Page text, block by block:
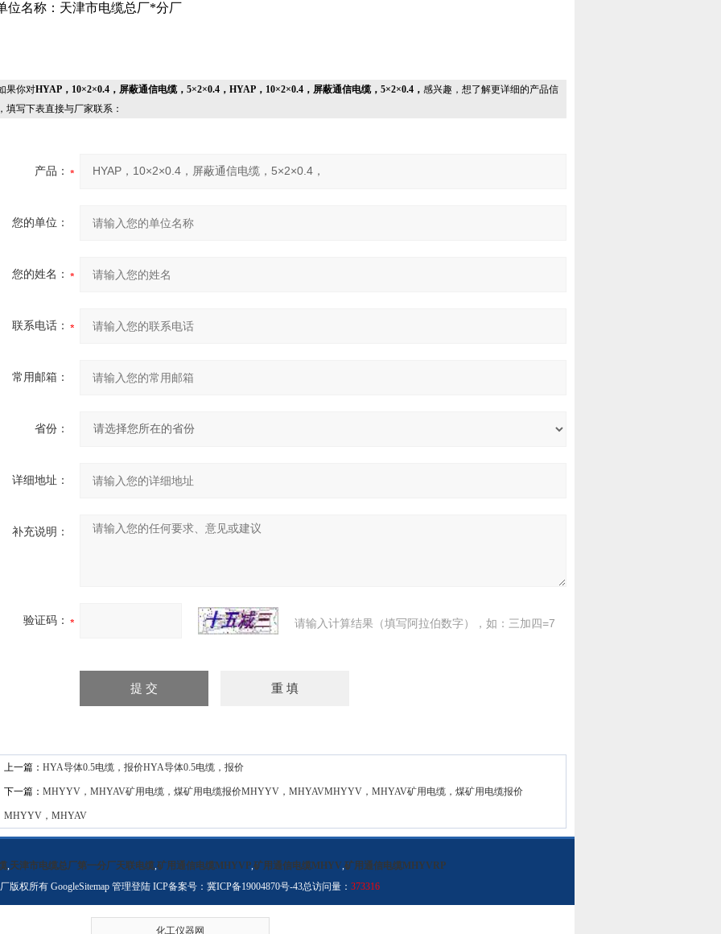
位名称：天津市电缆总厂*分厂
你对HYAP，10×2×0.4，屏蔽通信电缆，5×2×0.4，HYAP，10×2×0.4，屏蔽通信电缆，5×2×0.4， 感兴趣，想了解更详细的产品信
填写下表直接与厂家联系：
产品：
您的单位：
您的姓名：
联系电话：
常用邮箱：
省份：
详细地址：
补充说明：
验证码： 请输入计算结果（填写阿拉伯数字），如：三加四=7
上一篇： HYA导体0.5电缆，报价HYA导体0.5电缆，报价
下一篇： MHYYV，MHYAV矿用电缆，煤矿用电缆报价MHYYV，MHYAVMHYYV，MHYAV矿用电缆，煤矿用电缆报价
MHYYV，MHYAV
,天津市电缆总厂第一分厂天联电缆,矿用通信电缆MHYVP,矿用通信电缆MHYV,矿用通信电缆MHYVRP
版权所有 GoogleSitemap 管理登陆 ICP备案号： 冀ICP备19004870号-43总访问量： 373316
化工仪器网